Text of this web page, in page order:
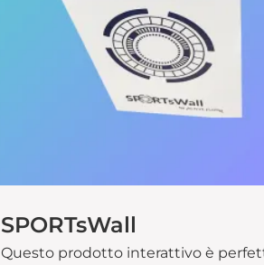
SPORTsWall
Questo prodotto interattivo è